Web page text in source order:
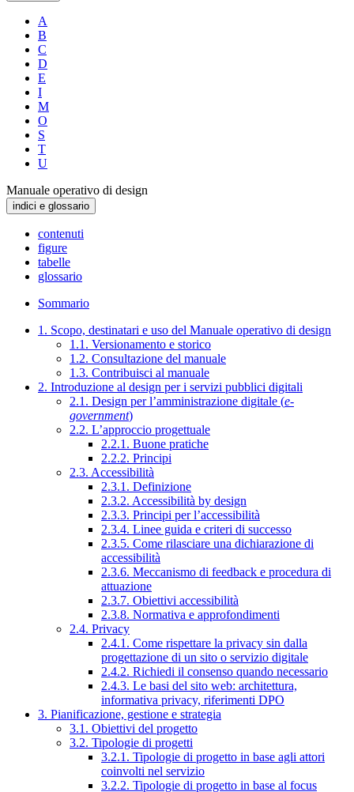
A
B
C
D
E
I
M
O
S
T
U
Manuale operativo di design
indici e glossario
contenuti
figure
tabelle
glossario
Sommario
1. Scopo, destinatari e uso del Manuale operativo di design
1.1. Versionamento e storico
1.2. Consultazione del manuale
1.3. Contribuisci al manuale
2. Introduzione al design per i servizi pubblici digitali
2.1. Design per l’amministrazione digitale (e-
government)
2.2. L’approccio progettuale
2.2.1. Buone pratiche
2.2.2. Principi
2.3. Accessibilità
2.3.1. Definizione
2.3.2. Accessibilità by design
2.3.3. Principi per l’accessibilità
2.3.4. Linee guida e criteri di successo
2.3.5. Come rilasciare una dichiarazione di
accessibilità
2.3.6. Meccanismo di feedback e procedura di
attuazione
2.3.7. Obiettivi accessibilità
2.3.8. Normativa e approfondimenti
2.4. Privacy
2.4.1. Come rispettare la privacy sin dalla
progettazione di un sito o servizio digitale
2.4.2. Richiedi il consenso quando necessario
2.4.3. Le basi del sito web: architettura,
informativa privacy, riferimenti DPO
3. Pianificazione, gestione e strategia
3.1. Obiettivi del progetto
3.2. Tipologie di progetti
3.2.1. Tipologie di progetto in base agli attori
coinvolti nel servizio
3.2.2. Tipologie di progetto in base al focus